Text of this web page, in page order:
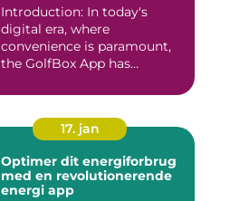
Introduction: In today's
digital era, where
convenience is paramount,
the GolfBox App has
17. jan
Optimer dit energiforbrug
med en revolutionerende
energi app